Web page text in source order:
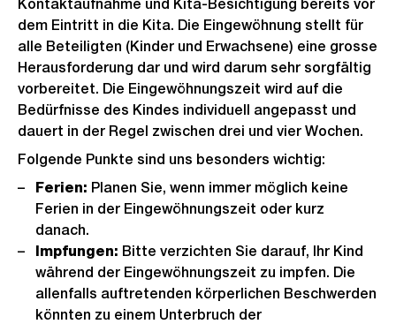
Kontaktaufnahme und Kita-Besichtigung bereits vor
dem Eintritt in die Kita. Die Eingewöhnung stellt für
alle Beteiligten (Kinder und Erwachsene) eine grosse
Herausforderung dar und wird darum sehr sorgfältig
vorbereitet. Die Eingewöhnungszeit wird auf die
Bedürfnisse des Kindes individuell angepasst und
dauert in der Regel zwischen drei und vier Wochen.
Folgende Punkte sind uns besonders wichtig:
Ferien: Planen Sie, wenn immer möglich keine
Ferien in der Eingewöhnungszeit oder kurz
danach.
Impfungen: Bitte verzichten Sie darauf, Ihr Kind
während der Eingewöhnungszeit zu impfen. Die
allenfalls auftretenden körperlichen Beschwerden
könnten zu einem Unterbruch der